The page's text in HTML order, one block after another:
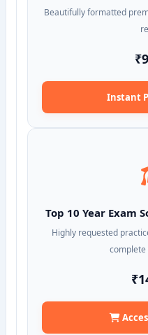
Beautifully formatted
Instant
Top 10 Year Exam
Highly requested
complete